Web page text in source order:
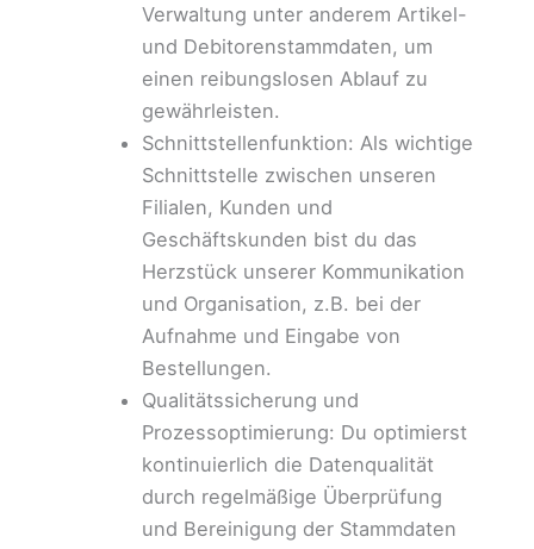
Verwaltung unter anderem Artikel-
und Debitorenstammdaten, um
einen reibungslosen Ablauf zu
gewährleisten.
Schnittstellenfunktion: Als wichtige
Schnittstelle zwischen unseren
Filialen, Kunden und
Geschäftskunden bist du das
Herzstück unserer Kommunikation
und Organisation, z.B. bei der
Aufnahme und Eingabe von
Bestellungen.
Qualitätssicherung und
Prozessoptimierung: Du optimierst
kontinuierlich die Datenqualität
durch regelmäßige Überprüfung
und Bereinigung der Stammdaten